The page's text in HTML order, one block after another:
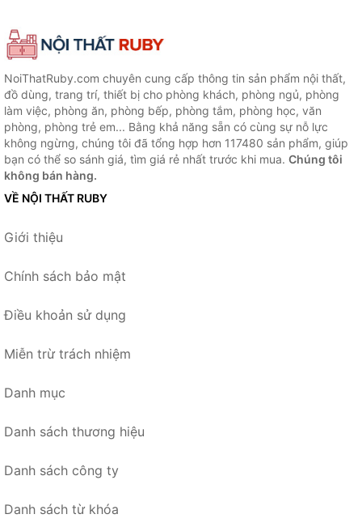
NoiThatRuby.com chuyên cung cấp thông tin sản phẩm nội thất,
đồ dùng, trang trí, thiết bị cho phòng khách, phòng ngủ, phòng
làm việc, phòng ăn, phòng bếp, phòng tắm, phòng học, văn
phòng, phòng trẻ em... Bằng khả năng sẵn có cùng sự nỗ lực
không ngừng, chúng tôi đã tổng hợp hơn 117480 sản phẩm, giúp
bạn có thể so sánh giá, tìm giá rẻ nhất trước khi mua. Chúng tôi
không bán hàng.
VỀ NỘI THẤT RUBY
Giới thiệu
Chính sách bảo mật
Điều khoản sử dụng
Miễn trừ trách nhiệm
Danh mục
Danh sách thương hiệu
Danh sách công ty
Danh sách từ khóa